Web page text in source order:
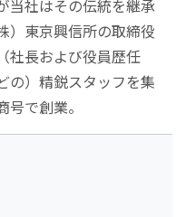
当社はその伝統を継承
）東京興信所の取締役
社長および役員歴任
の）精鋭スタッフを集
で創業。